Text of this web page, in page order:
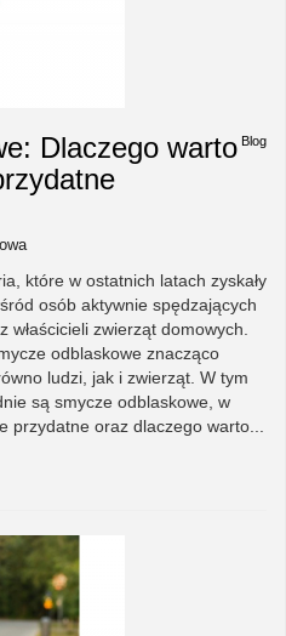
Blog
Dlaczego warto
które w ostatnich latach zyskały
osób aktywnie spędzających
zwierząt domowych.
odblaskowe znacząco
ludzi, jak i zwierząt. W tym
są smycze odblaskowe, w
przydatne oraz dlaczego warto...